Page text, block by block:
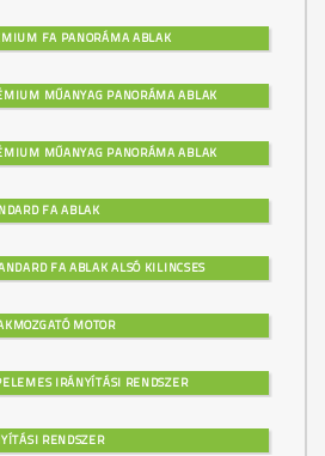
FA PANORÁMA ABLAK
MŰANYAG PANORÁMA ABLAK
MŰANYAG PANORÁMA ABLAK
FA ABLAK
FA ABLAK ALSÓ KILINCSES
MOTOR
IRÁNYÍTÁSI RENDSZER
RENDSZER